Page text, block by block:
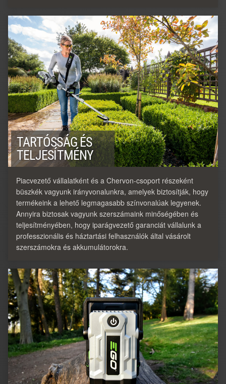
TARTÓSSÁG ÉS
TELJESÍTMÉNY
Piacvezető vállalatként és a Chervon-csoport részeként
büszkék vagyunk irányvonalunkra, amelyek biztosítják, hogy
termékeink a lehető legmagasabb színvonalúak legyenek.
Annyira biztosak vagyunk szerszámaink minőségében és
teljesítményében, hogy iparágvezető garanciát vállalunk a
professzionális és háztartási felhasználók által vásárolt
szerszámokra és akkumulátorokra.